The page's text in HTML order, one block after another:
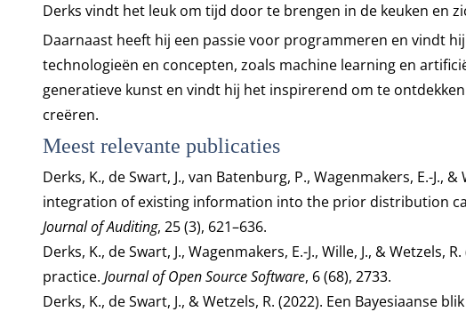
Derks vindt het leuk om tijd door te brengen in de keuken en
Daarnaast heeft hij een passie voor programmeren en vindt
technologieën en concepten, zoals machine learning en
generatieve kunst en vindt hij het inspirerend om te
creëren.
Meest relevante publicaties
Derks, K., de Swart, J., van Batenburg, P., Wagenmakers, E.-J.,
integration of existing information into the prior distribution
Journal of Auditing, 25 (3), 621–636.
Derks, K., de Swart, J., Wagenmakers, E.-J., Wille, J., &
practice. Journal of Open Source Software, 6 (68), 2733.
Derks, K., de Swart, J., & Wetzels, R. (2022). Een